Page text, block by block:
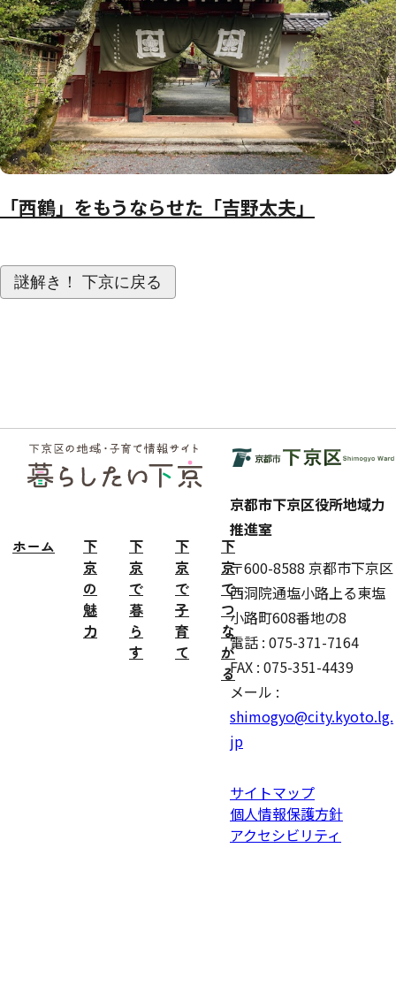
「西鶴」をもうならせた「吉野太夫」
謎解き！ 下京に戻る
フッ
ター
ホーム
下
京
の
魅
力
下
京
で
暮
ら
す
下
京
で
子
育
て
下
京
で
つ
な
が
る
京都市下京区役所地域力
推進室
〒600-8588 京都市下京区
西洞院通塩小路上る東塩
小路町608番地の8
電話 : 075-371-7164
FAX : 075-351-4439
メール :
shimogyo@city.kyoto.lg.
jp
サイトマップ
個人情報保護方針
アクセシビリティ